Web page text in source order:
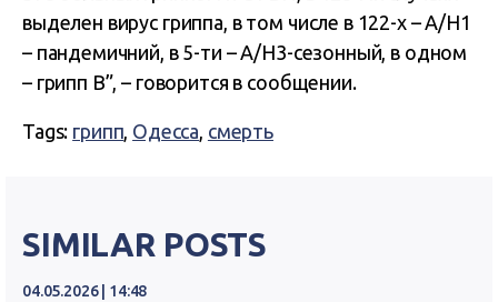
выделен вирус гриппа, в том числе в 122-х – А/H1
– пандемичний, в 5-ти – А/H3-сезонный, в одном
– грипп В”, – говорится в сообщении.
Tags: грипп, Одесса, смерть
SIMILAR POSTS
04.05.2026 | 14:48